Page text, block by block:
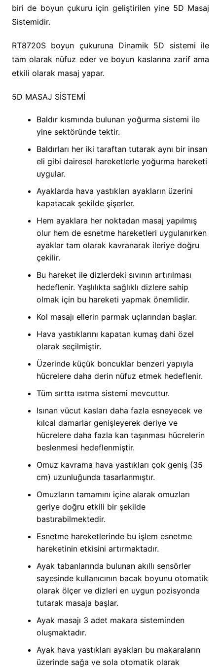
biri de boyun çukuru için geliştirilen yine 5D Masaj
Sistemidir.
RT8720S boyun çukuruna Dinamik 5D sistemi ile
tam olarak nüfuz eder ve boyun kaslarına zarif ama
etkili olarak masaj yapar.
5D MASAJ SİSTEMİ
Baldır kısmında bulunan yoğurma sistemi ile
yine sektöründe tektir.
Baldırları her iki taraftan tutarak aynı bir insan
eli gibi dairesel hareketlerle yoğurma hareketi
uygular.
Ayaklarda hava yastıkları ayakların üzerini
kapatacak şekilde şişerler.
Hem ayaklara her noktadan masaj yapılmış
olur hem de esnetme hareketleri uygulanırken
ayaklar tam olarak kavranarak ileriye doğru
çekilir.
Bu hareket ile dizlerdeki sıvının artırılması
hedeflenir. Yaşlılıkta sağlıklı dizlere sahip
olmak için bu hareketi yapmak önemlidir.
Kol masajı ellerin parmak uçlarından başlar.
Hava yastıklarını kapatan kumaş dahi özel
olarak seçilmiştir.
Üzerinde küçük boncuklar benzeri yapıyla
hücrelere daha derin nüfuz etmek hedeflenir.
Tüm sırtta ısıtma sistemi mevcuttur.
Isınan vücut kasları daha fazla esneyecek ve
kılcal damarlar genişleyerek deriye ve
hücrelere daha fazla kan taşınması hücrelerin
beslenmesi hedeflenmiştir.
Omuz kavrama hava yastıkları çok geniş (35
cm) uzunluğunda tasarlanmıştır.
Omuzların tamamını içine alarak omuzları
geriye doğru etkili bir şekilde
bastırabilmektedir.
Esnetme hareketlerinde bu işlem esnetme
hareketinin etkisini artırmaktadır.
Ayak tabanlarında bulunan akıllı sensörler
sayesinde kullanıcının bacak boyunu otomatik
olarak ölçer ve dizleri en uygun pozisyonda
tutarak masaja başlar.
Ayak masajı 3 adet makara sisteminden
oluşmaktadır.
Ayak hava yastıkları ayakları bu makaraların
üzerinde sağa ve sola otomatik olarak